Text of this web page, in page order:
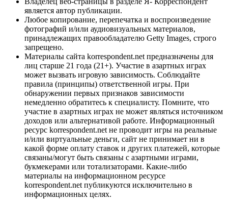
является автор публикации.
Любое копирование, перепечатка и воспроизведение
фотографий и/или аудиовизуальных материалов,
принадлежащих правообладателю Getty Images, строго
запрещено.
Материалы сайта korrespondent.net предназначены для
лиц старше 21 года (21+). Участие в азартных играх
может вызвать игровую зависимость. Соблюдайте
правила (принципы) ответственной игры. При
обнаружении первых признаков зависимости
немедленно обратитесь к специалисту. Помните, что
участие в азартных играх не может являться источником
доходов или альтернативой работе. Информационный
ресурс korrespondent.net не проводит игры на реальные
и/или виртуальные деньги, сайт не принимает ни в
какой форме оплату ставок и других платежей, которые
связаны/могут быть связаны с азартными играми,
букмекерами или тотализаторами. Какие-либо
материалы на информационном ресурсе
korrespondent.net публикуются исключительно в
информационных целях.